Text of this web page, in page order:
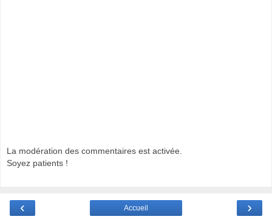
La modération des commentaires est activée.
Soyez patients !
‹ ›
Accueil